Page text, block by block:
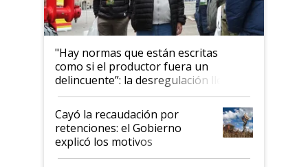
"Hay normas que están escritas
como si el productor fuera un
delincuente”: la desregulación llegó
al Congreso Aapresid y hasta se
habló del financiamiento al IPCVA
Cayó la recaudación por
retenciones: el Gobierno
explicó los motivos